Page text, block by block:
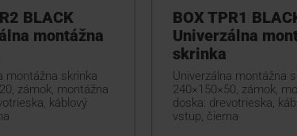
BLACK
montážna
montážna skrinka
zámok, montážna
káblový
BOX TPR1
Univerzálna
skrinka
Univerzálna montážna
240×150×50, zámok,
doska: drevotrieska,
vstup, čierna